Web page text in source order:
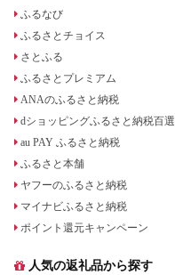
ふるなび
ふるさとチョイス
さとふる
ふるさとプレミアム
ANAのふるさと納税
dショッピングふるさと納税百選
au PAY ふるさと納税
ふるさと本舗
ヤフーのふるさと納税
マイナビふるさと納税
ポイント還元キャンペーン
人気の返礼品から探す